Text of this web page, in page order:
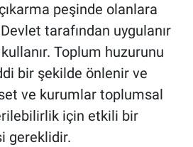
peşinde olanlara
tarafından uygulanır
Toplum huzurunu
bir şekilde önlenir ve
ve kurumlar toplumsal
için etkili bir
gereklidir.